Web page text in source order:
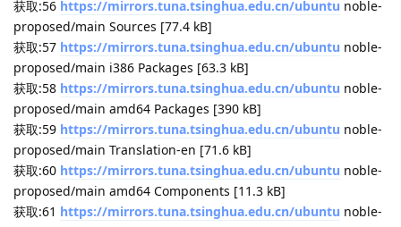
jammy/main arm64 Packages [84.6 kB]
忽略:19https://mirrors.tuna.tsinghua.edu.cn/linuxmint
InRelease
获取:20https://downloads.cursor.com/aptrepo
InRelease [2,123 B]
获取:21https://packages.microsoft.com/repos/code
stable/main amd64 Packages [20.1 kB]
获取:22https://mirrors.tuna.tsinghua.edu.cn/ubuntu
updates/main Sources [464 kB]
命中:23
https://download.opensuse.org/repositories/home:/kamiya